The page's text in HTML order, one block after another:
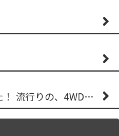
今日は、乗用草刈機の納品でした！ 流行りの、4WD！ #イセキアグリ #オーレック #四駆 #増税間近